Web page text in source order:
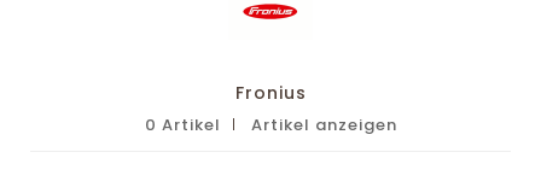
Fronius
0 Artikel Artikel anzeigen